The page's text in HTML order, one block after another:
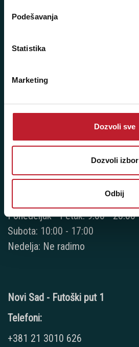
Podešavanja
Statistika
Marketing
Dozvoli sve
Dozvoli izbor
Odbij
Ponedeljak - Petak: 9:00 - 20:00
Nedelja: Ne radimo
+381 11 777 7776
+381 11 7777 060
Ponedeljak - Petak: 9:00 - 20:00
Subota: 10:00 - 17:00
Nedelja: Ne radimo
Novi Sad - Futoški put 1
Telefoni:
+381 21 3010 626